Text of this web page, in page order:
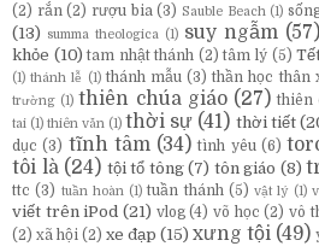
(2) rắn (2) rượu bia (3) Sauble Beach (1)
(13)
summa theologica (1) suy ngẫm (57)
khỏe (10) tam nhật thánh (2) tâm lý (5)
(1) thánh lễ (1) thánh mẫu (3) thần học thân
trường (1) thiên chúa giáo (27) thiên
tai (1) thiên văn (1) thời sự (41) thời tiết
dục (3) tĩnh tâm (34) tình yêu (6)
tôi là (24) tội tổ tông (7) tôn giáo (8)
ttc (3) tuần hoàn (1) tuần thánh (5) vật lý (1)
viết trên iPod (21) vlog (4) võ học (2) vô
(2) xã hội (2) xe đạp (15) xưng tội (49)